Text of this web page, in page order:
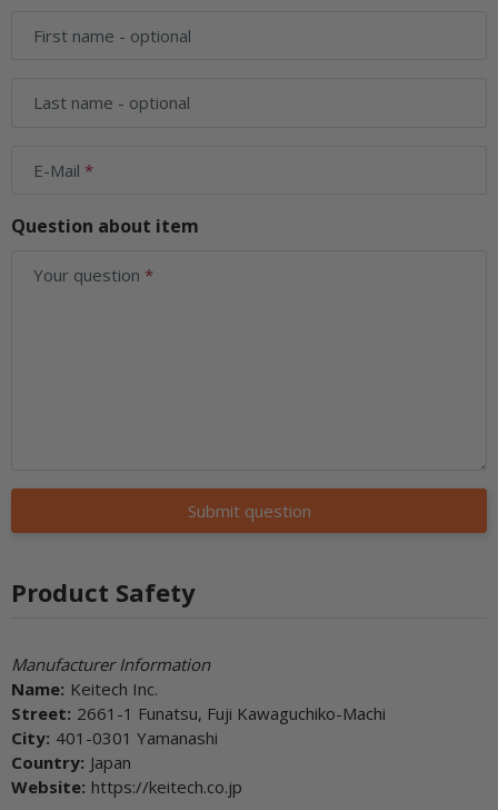
First name - optional
Last name - optional
E-Mail
Question about item
Your question
Submit question
Product Safety
Manufacturer Information
Name: Keitech Inc.
Street: 2661-1 Funatsu, Fuji Kawaguchiko-Machi
City: 401-0301 Yamanashi
Country: Japan
Website: https://keitech.co.jp